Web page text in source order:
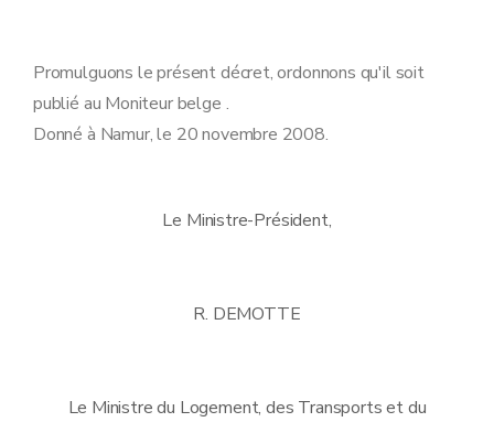
Promulguons le présent décret, ordonnons qu'il soit
publié au Moniteur belge .
Donné à Namur, le 20 novembre 2008.
Le Ministre-Président,
R. DEMOTTE
Le Ministre du Logement, des Transports et du